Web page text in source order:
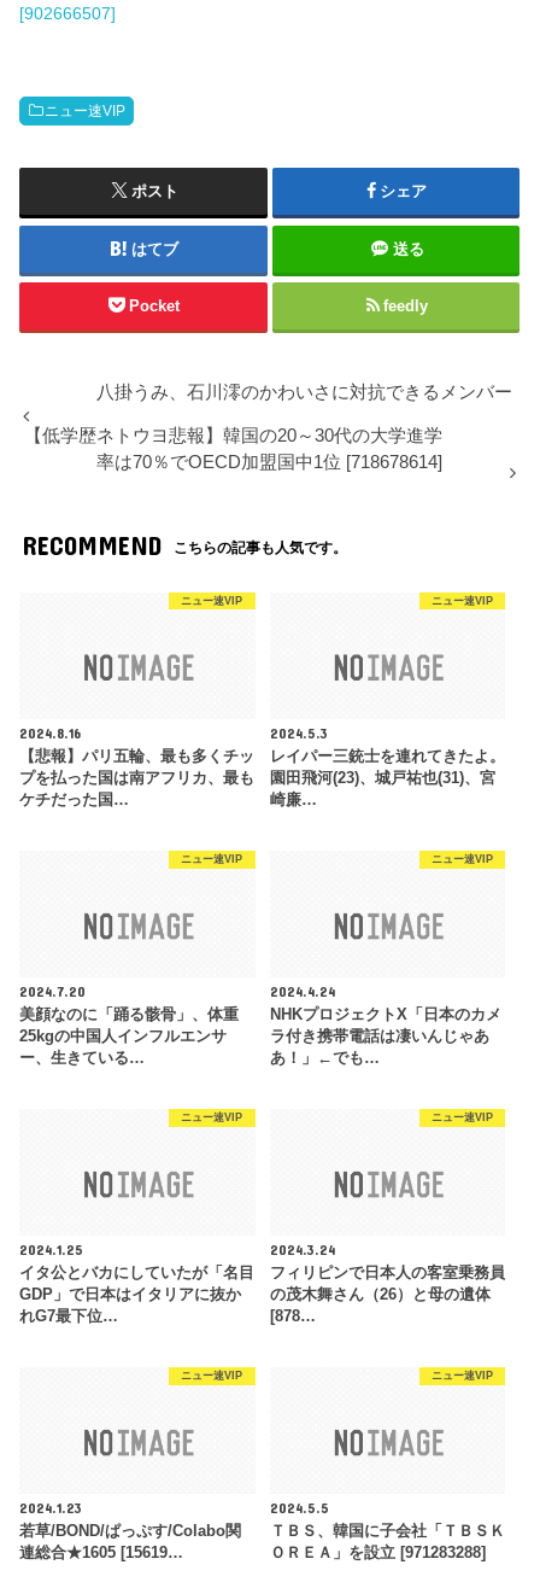
[902666507]
ニュー速VIP
ポスト シェア
はてブ 送る
Pocket feedly
八掛うみ、石川澪のかわいさに対抗できるメンバー
【低学歴ネトウヨ悲報】韓国の20～30代の大学進学
率は70％でOECD加盟国中1位 [718678614]
RECOMMEND こちらの記事も人気です。
ニュー速VIP
2024.8.16
【悲報】パリ五輪、最も多くチッ
プを払った国は南アフリカ、最も
ケチだった国…
ニュー速VIP
2024.5.3
レイパー三銃士を連れてきたよ。
園田飛河(23)、城戸祐也(31)、宮
崎廉…
ニュー速VIP
2024.7.20
美顔なのに「踊る骸骨」、体重
25kgの中国人インフルエンサ
ー、生きている…
ニュー速VIP
2024.4.24
NHKプロジェクトX「日本のカメ
ラ付き携帯電話は凄いんじゃあ
あ！」←でも…
ニュー速VIP
2024.1.25
イタ公とバカにしていたが「名目
GDP」で日本はイタリアに抜か
れG7最下位…
ニュー速VIP
2024.3.24
フィリピンで日本人の客室乗務員
の茂木舞さん（26）と母の遺体
[878…
ニュー速VIP
2024.1.23
若草/BOND/ぱっぷす/Colabo関
連総合★1605 [15619…
ニュー速VIP
2024.5.5
ＴＢＳ、韓国に子会社「ＴＢＳＫ
ＯＲＥＡ」を設立 [971283288]